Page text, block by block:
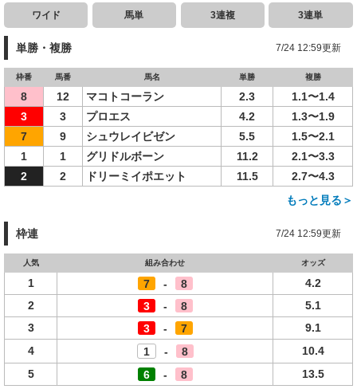
ワイド 馬単 3連複 3連単
単勝・複勝 7/24 12:59更新
枠番 馬番 馬名 単勝 複勝
8 12 マコトコーラン 2.3
1.1〜1.4
3
3 プロエス 4.2
1.3〜1.9
7
9 シュウレイビゼン 5.5
1.5〜2.1
1
1 グリドルボーン 11.2
2.1〜3.3
2
2 ドリーミイポエット 11.5
2.7〜4.3
もっと見る＞
枠連 7/24 12:59更新
人気 組み合わせ オッズ
1 7 - 8
4.2
2
3 - 8
5.1
3
3 - 7
9.1
4
1 - 8
10.4
5
6 - 8
13.5